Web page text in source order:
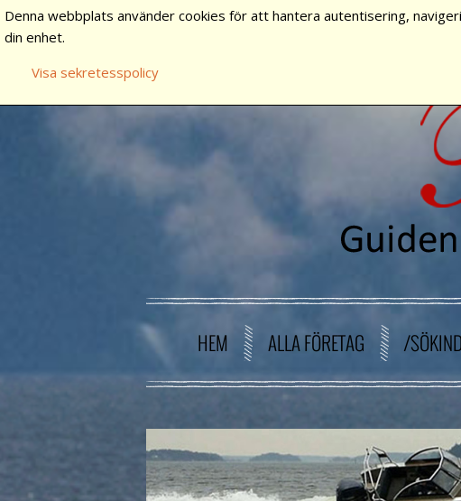
HEM ALLA FÖRETAG /
Denna webbplats använder cookies för att hantera autentisering,
din enhet.
Visa sekretesspolicy